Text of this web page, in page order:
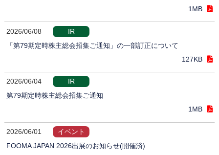
1MB
2026/06/08
IR
「第79期定時株主総会招集ご通知」の一部訂正について
127KB
2026/06/04
IR
第79期定時株主総会招集ご通知
1MB
2026/06/01
イベント
FOOMA JAPAN 2026出展のお知らせ(開催済)